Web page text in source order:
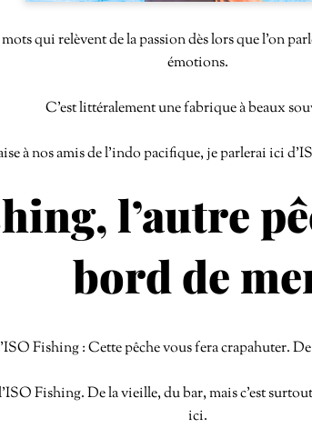
qui relèvent de la passion dès lors que l’on
émotions.
C’est littéralement une fabrique à beaux
à nos amis de l’indo pacifique, je parlerai ici
l’autre
bord de
Fishing : Cette pêche vous fera crapahuter.
Fishing. De la vieille, du bar, mais c’est
ici.